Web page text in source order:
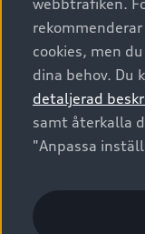
Audi Sport
Finansiering
Audi exclusive
Provkörning
Garantier
Försäkring
Digitala
Audi Collection –
Vanliga frågor
2G/3G nätet
Företagsleasing
Kontakta oss
Audi
myAudi
Pressmeddelanden
Nyhetsbrev
Vårt
© 2026 AUDI
Utgivare Juridiskt
Juridiskt Audi
Anpassa
Visselblåsarkanaler
webbtrafiken.
cookies, men
dina behov. Du
detaljerad
samt återkalla
"Anpassa